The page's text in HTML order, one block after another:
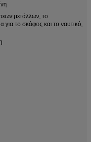
μετάλλων, το
για το σκάφος και το ναυτικό,